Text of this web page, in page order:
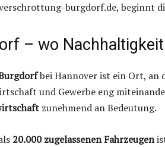
burgdorf.de, beginnt
– wo
bei Hannover ist ein Ort, an
und Gewerbe eng
zunehmend an Bedeutung.
20.000 zugelassenen Fahrzeugen